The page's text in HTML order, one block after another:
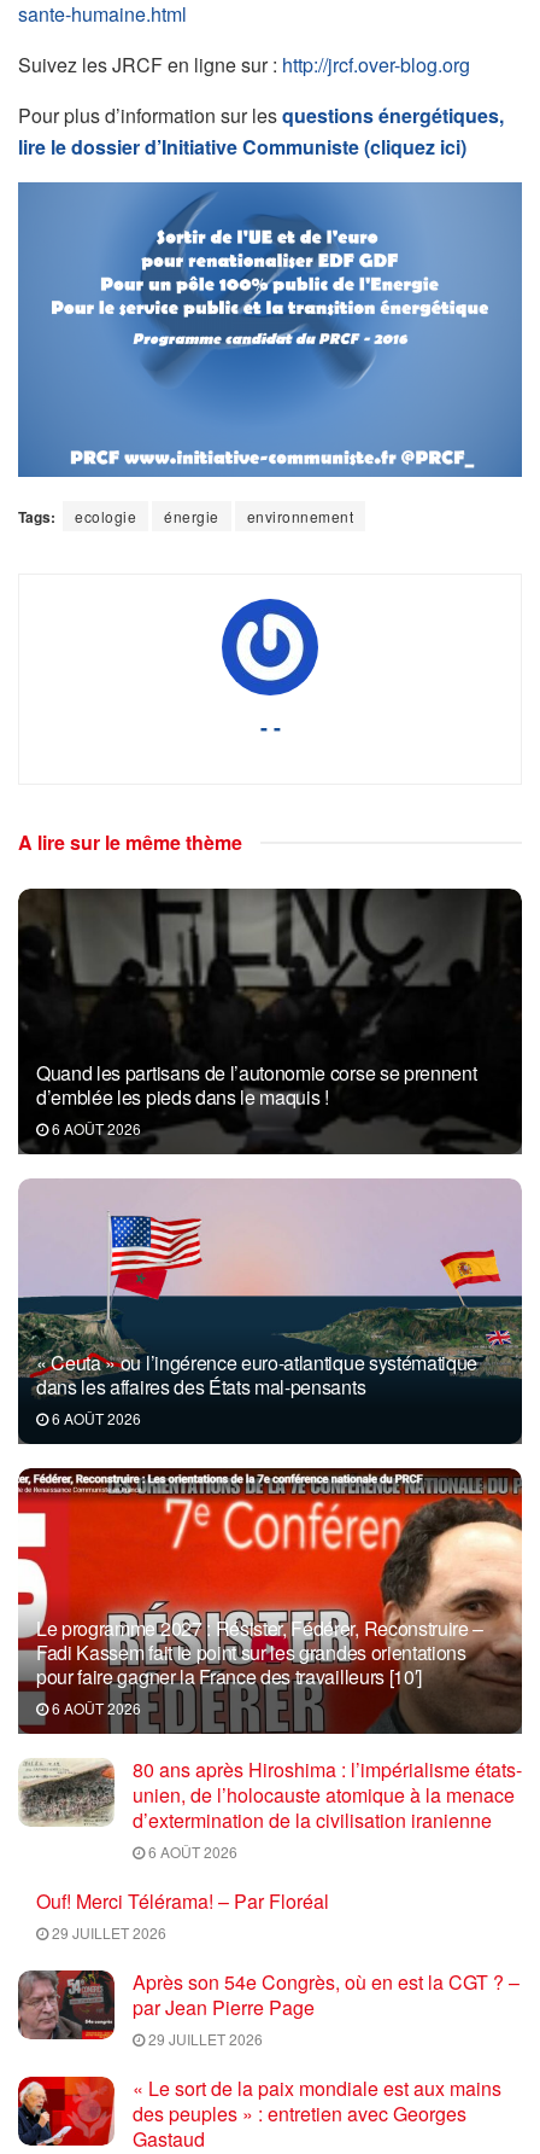
sante-humaine.html
Suivez les JRCF en ligne sur : http://jrcf.over-blog.org
Pour plus d’information sur lesquestions énergétiques,
lire le dossier d’Initiative Communiste (cliquez ici)
Tags: ecologie énergie environnement
- -
A lire sur le même thème
Quand les partisans de l’autonomie corse se prennent
d’emblée les pieds dans le maquis !
6 AOÛT 2026
« Ceuta » ou l’ingérence euro-atlantique systématique
dans les affaires des États mal-pensants
6 AOÛT 2026
Le programme 2027 : Résister, Fédérer, Reconstruire –
Fadi Kassem fait le point sur les grandes orientations
pour faire gagner la France des travailleurs [10′]
6 AOÛT 2026
80 ans après Hiroshima : l’impérialisme états-
unien, de l’holocauste atomique à la menace
d’extermination de la civilisation iranienne
6 AOÛT 2026
Ouf! Merci Télérama! – Par Floréal
29 JUILLET 2026
Après son 54e Congrès, où en est la CGT ? –
par Jean Pierre Page
29 JUILLET 2026
« Le sort de la paix mondiale est aux mains
des peuples » : entretien avec Georges
Gastaud